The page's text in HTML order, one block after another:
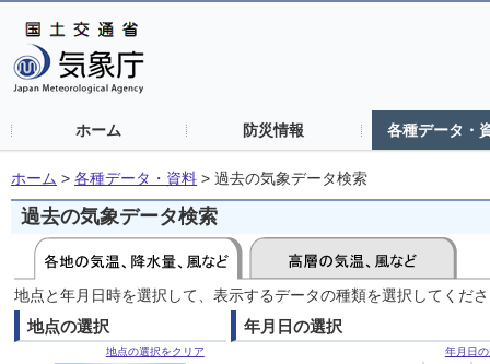
ホーム 防災情報 各種データ・
ホーム > 各種データ・資料 > 過去の気象データ検索
過去の気象データ検索
地点と年月日時を選択して、表示するデータの種類を選択してくだ
地点の選択
地点の選択をクリア
年月日の選択
年月日